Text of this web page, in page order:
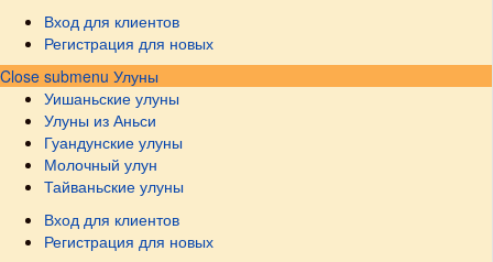
Вход для клиентов
Регистрация для новых
Close submenu Улуны
Уишаньские улуны
Улуны из Аньси
Гуандунские улуны
Молочный улун
Тайваньские улуны
Вход для клиентов
Регистрация для новых